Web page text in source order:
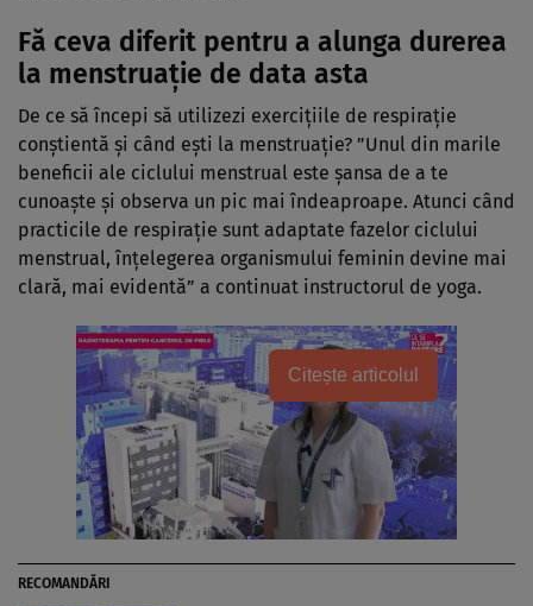
Fă ceva diferit pentru a alunga durerea
la menstruație de data asta
De ce să începi să utilizezi exercițiile de respirație
conștientă și când ești la menstruație? ”Unul din marile
beneficii ale ciclului menstrual este șansa de a te
cunoaște și observa un pic mai îndeaproape. Atunci când
practicile de respirație sunt adaptate fazelor ciclului
menstrual, înțelegerea organismului feminin devine mai
clară, mai evidentă” a continuat instructorul de yoga.
Citește articolul
RECOMANDĂRI